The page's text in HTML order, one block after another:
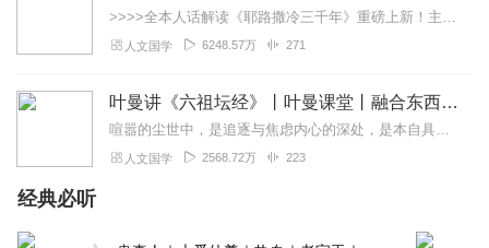
>>>>全本人话解读《耶路撒冷三千年》重磅上新！主讲人「知识厨房」全新解读，3次奔赴以色列，直击巴以冲突，他经历了什么？又会给我们带来什么？欢迎收听，参与抽奖！...
人文国学 6248.57万 271
叶曼讲《六祖坛经》丨叶曼课堂丨融合东西国学大师
喧嚣的尘世中，是追逐与焦虑内心的深处，是本自具足的宁静为什么说“菩提自性，本来清净”？为何顿悟不在遥远的庙堂，而在当下的柴米油盐？我们终日寻找的“佛”，究竟在何...
人文国学 2568.72万 223
经典必听